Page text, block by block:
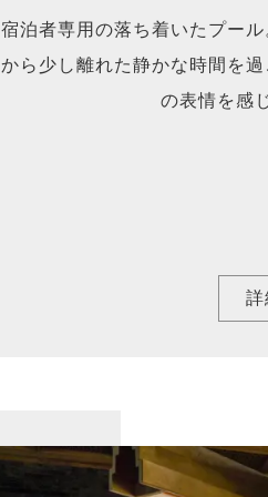
宿泊者専用の落ち着いたプー
から少し離れた静かな時間を
の表情を感
詳